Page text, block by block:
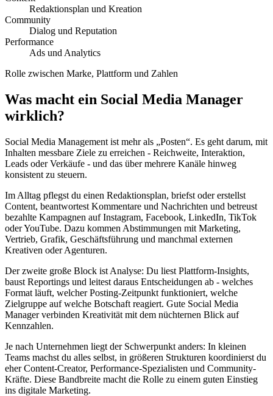
Redaktionsplan und Kreation
Community
Dialog und Reputation
Performance
Ads und Analytics
Rolle zwischen Marke, Plattform und Zahlen
Was macht ein Social Media Manager
wirklich?
Social Media Management ist mehr als „Posten“. Es geht darum, mit
Inhalten messbare Ziele zu erreichen - Reichweite, Interaktion,
Leads oder Verkäufe - und das über mehrere Kanäle hinweg
konsistent zu steuern.
Im Alltag pflegst du einen Redaktionsplan, briefst oder erstellst
Content, beantwortest Kommentare und Nachrichten und betreust
bezahlte Kampagnen auf Instagram, Facebook, LinkedIn, TikTok
oder YouTube. Dazu kommen Abstimmungen mit Marketing,
Vertrieb, Grafik, Geschäftsführung und manchmal externen
Kreativen oder Agenturen.
Der zweite große Block ist Analyse: Du liest Plattform-Insights,
baust Reportings und leitest daraus Entscheidungen ab - welches
Format läuft, welcher Posting-Zeitpunkt funktioniert, welche
Zielgruppe auf welche Botschaft reagiert. Gute Social Media
Manager verbinden Kreativität mit dem nüchternen Blick auf
Kennzahlen.
Je nach Unternehmen liegt der Schwerpunkt anders: In kleinen
Teams machst du alles selbst, in größeren Strukturen koordinierst du
eher Content-Creator, Performance-Spezialisten und Community-
Kräfte. Diese Bandbreite macht die Rolle zu einem guten Einstieg
ins digitale Marketing.